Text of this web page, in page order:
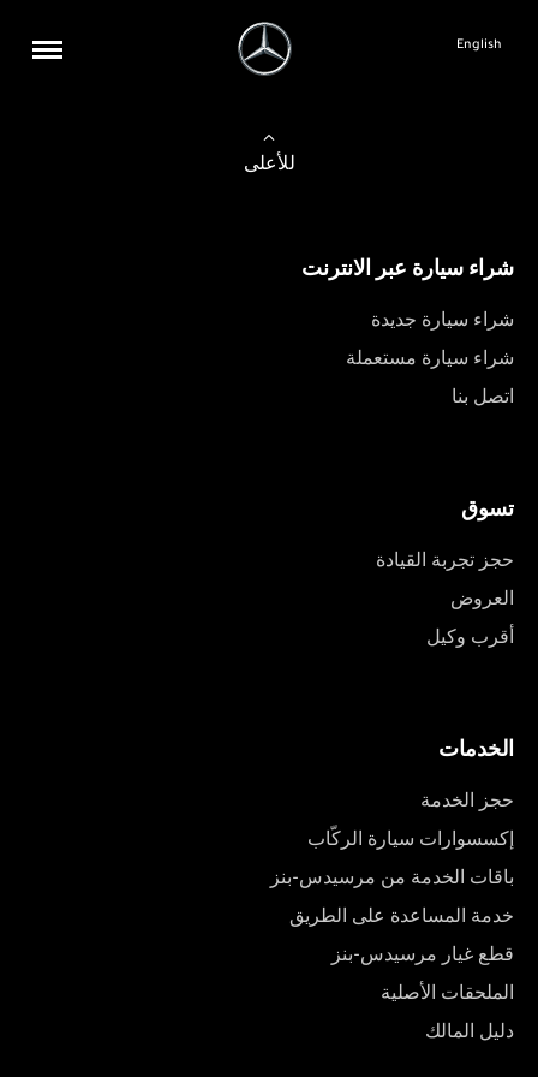
English
للأعلى
شراء سيارة عبر الانترنت
شراء سيارة جديدة
شراء سيارة مستعملة
اتصل بنا
تسوق
حجز تجربة القيادة
العروض
أقرب وكيل
الخدمات
حجز الخدمة
إكسسوارات سيارة الركّاب
باقات الخدمة من مرسيدس-بنز
خدمة المساعدة على الطريق
قطع غيار مرسيدس-بنز
الملحقات الأصلية
دليل المالك